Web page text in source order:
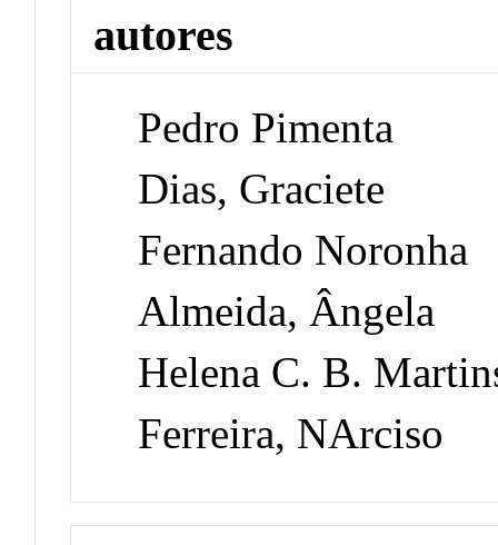
autores
Pedro Pimenta
Dias, Graciete
Fernando Noronha
Almeida, Ângela
Helena C. B.
Ferreira, NArciso